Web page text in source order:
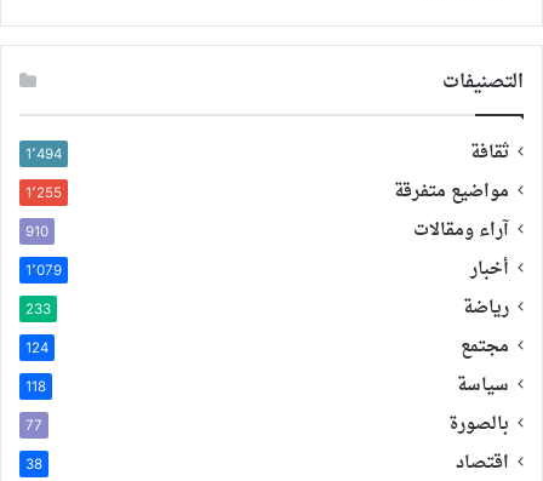
التصنيفات
ثقافة 1٬494
مواضيع متفرقة 1٬255
آراء ومقالات 910
أخبار 1٬079
رياضة 233
مجتمع 124
سياسة 118
بالصورة 77
اقتصاد 38